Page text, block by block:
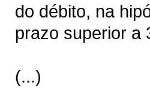
do débito, na
prazo superior a
(...)